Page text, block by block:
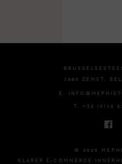
1980 ZEMST,
E.
T. +32 (0)16
© 2026
KLARER E-COMMERCE